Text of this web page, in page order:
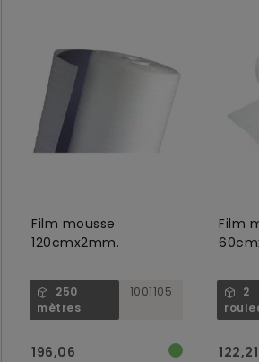
Film mousse
120cmx2mm.
250
mètres
1001105
196,06
Film
2
122,21